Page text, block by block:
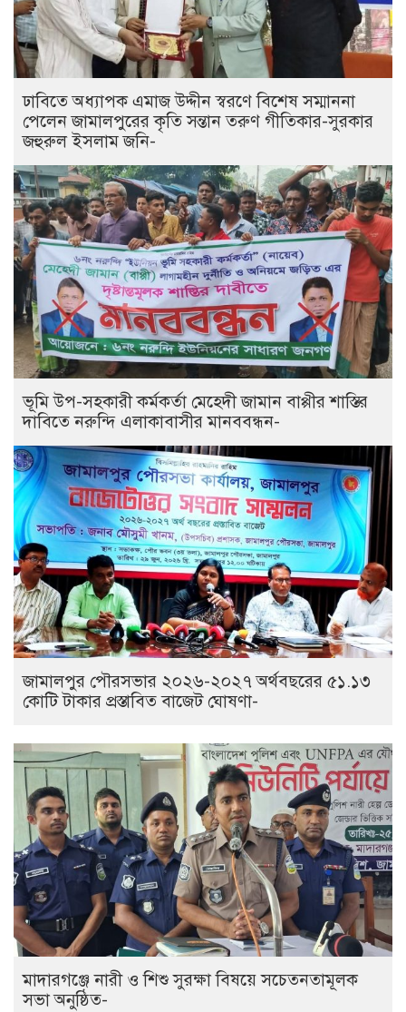
ঢাবিতে অধ্যাপক এমাজ উদ্দীন স্বরণে বিশেষ সম্মাননা
পেলেন জামালপুরের কৃতি সন্তান তরুণ গীতিকার-সুরকার
জহুরুল ইসলাম জনি-
ভূমি উপ-সহকারী কর্মকর্তা মেহেদী জামান বাপ্পীর শাস্তির
দাবিতে নরুন্দি এলাকাবাসীর মানববন্ধন-
জামালপুর পৌরসভার ২০২৬-২০২৭ অর্থবছরের ৫১.১৩
কোটি টাকার প্রস্তাবিত বাজেট ঘোষণা-
মাদারগঞ্জে নারী ও শিশু সুরক্ষা বিষয়ে সচেতনতামূলক
সভা অনুষ্ঠিত-